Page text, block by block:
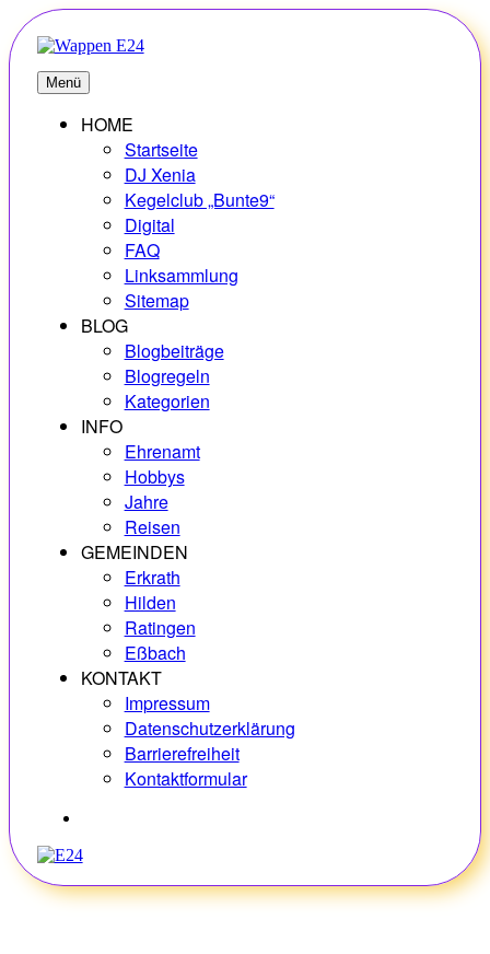
Zum
Inhalt
springen
E24
Erlebnisse – Hobbys – Vielfalt
Menü
HOME
Startseite
DJ Xenia
Kegelclub „Bunte9“
Digital
FAQ
Linksammlung
Sitemap
BLOG
Blogbeiträge
Blogregeln
Kategorien
INFO
Ehrenamt
Hobbys
Jahre
Reisen
GEMEINDEN
Erkrath
Hilden
Ratingen
Eßbach
KONTAKT
Impressum
Datenschutzerklärung
Barrierefreiheit
Kontaktformular